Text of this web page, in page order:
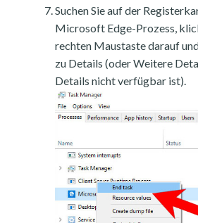
Suchen Sie auf der
Microsoft Edge-Prozess,
rechten Maustaste darauf
zu Details (oder Weitere
Details nicht verfügbar ist).